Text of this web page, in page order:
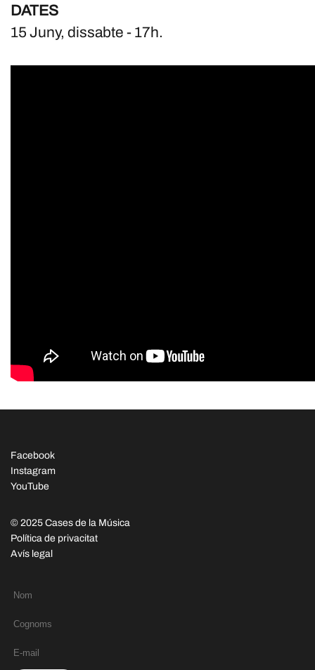
DATES
15 Juny, dissabte - 17h.
Facebook
Instagram
YouTube
© 2025 Cases de la Música
Política de privacitat
Avís legal